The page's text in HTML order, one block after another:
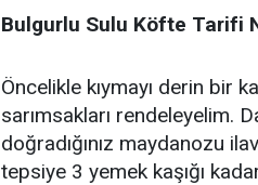
Bulgurlu Sulu Köfte Tarifi
Öncelikle kıymayı derin bir
sarımsakları rendeleyelim.
doğradığınız maydanozu
tepsiye 3 yemek kaşığı